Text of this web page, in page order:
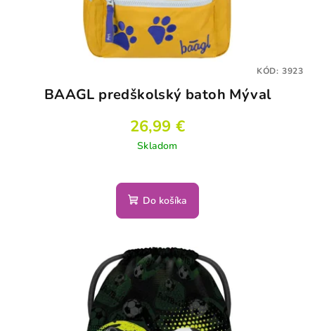
BAAGL predškolský batoh Mýval
26,99 €
Skladom
Do košíka
KÓD: 3923